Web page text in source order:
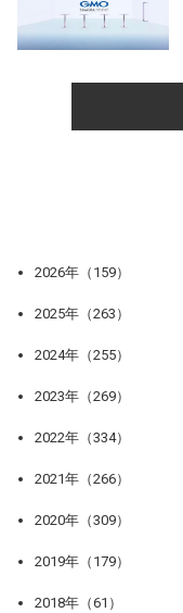
2026年（159）
2025年（263）
2024年（255）
2023年（269）
2022年（334）
2021年（266）
2020年（309）
2019年（179）
2018年（61）